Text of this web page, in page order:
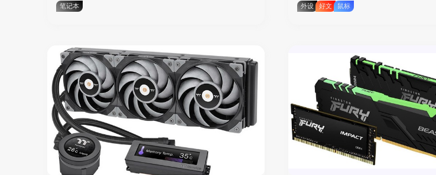
笔记本 外设 好文 鼠标